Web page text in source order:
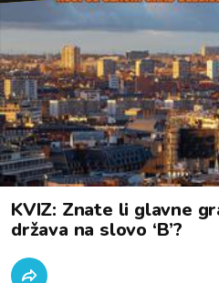
KVIZ: Znate li glavne
država na slovo ‘B’?